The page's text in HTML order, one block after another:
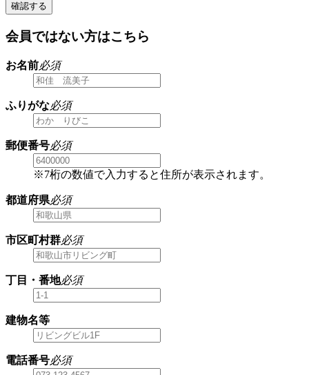
確認する
会員ではない方はこちら
お名前必須
ふりがな必須
郵便番号必須
※7桁の数値で入力すると住所が表示されます。
都道府県必須
市区町村群必須
丁目・番地必須
建物名等
電話番号必須